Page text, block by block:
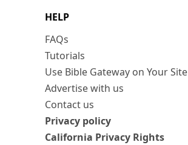
HELP
FAQs
Tutorials
Use Bible Gateway on Your Site
Advertise with us
Contact us
Privacy policy
California Privacy Rights